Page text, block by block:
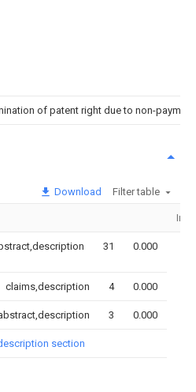
of patent right due to non-
Download Filter table
31 0.000
claims,description 4 0.000
3 0.000
section